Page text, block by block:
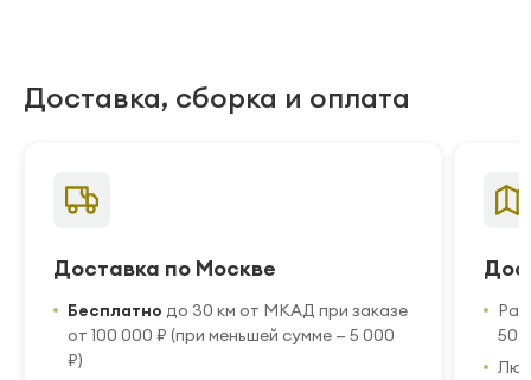
Доставка, сборка и оплата
Доставка по Москве
Бесплатно до 30 км от МКАД при заказе
от 100 000 ₽ (при меньшей сумме — 5 000
₽)
50